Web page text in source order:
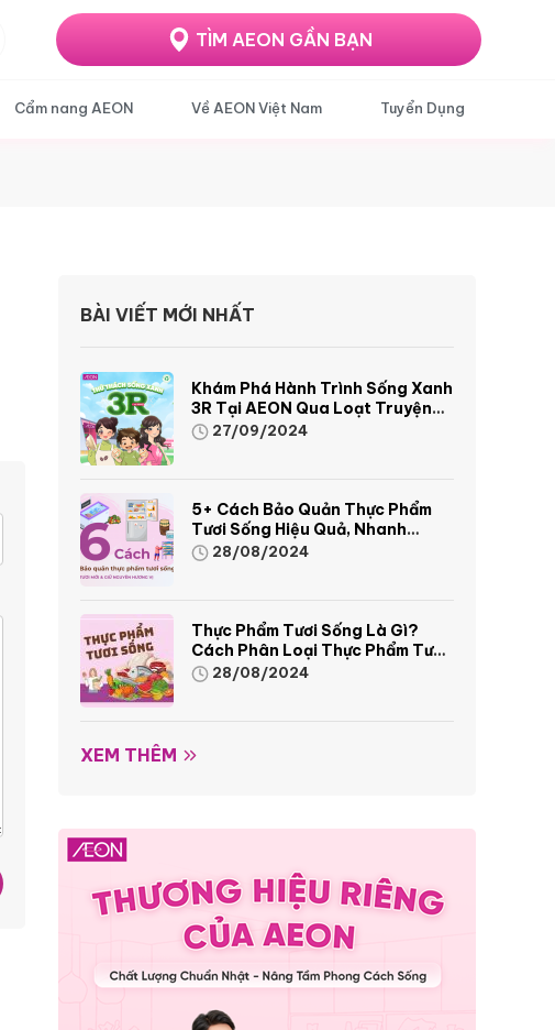
TÌM AEON GẦN BẠN
Cẩm nang AEON Về AEON Việt Nam Tuyển Dụng
BÀI VIẾT MỚI NHẤT
Khám Phá Hành Trình Sống Xanh
3R Tại AEON Qua Loạt Truyện
Tranh Sinh Động Và Thú Vị
27/09/2024
5+ Cách Bảo Quản Thực Phẩm
Tươi Sống Hiệu Quả, Nhanh
Chóng
28/08/2024
Thực Phẩm Tươi Sống Là Gì?
Cách Phân Loại Thực Phẩm Tươi
Sống28/08/2024
XEM THÊM